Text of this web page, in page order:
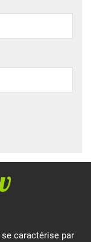
se caractérise par